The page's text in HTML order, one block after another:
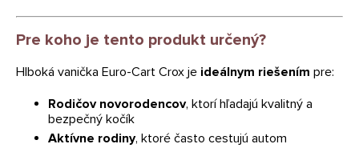
Pre koho je tento produkt určený?
Hlboká vanička Euro-Cart Crox je ideálnym riešením pre:
Rodičov novorodencov, ktorí hľadajú kvalitný a
bezpečný kočík
Aktívne rodiny, ktoré často cestujú autom